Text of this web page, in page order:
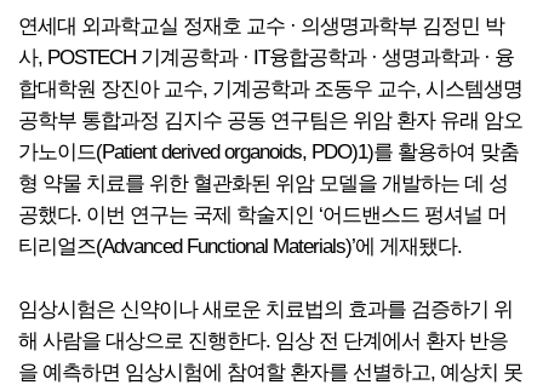
연세대 외과학교실 정재호 교수 · 의생명과학부 김정민 박
사, POSTECH 기계공학과 · IT융합공학과 · 생명과학과 · 융
합대학원 장진아 교수, 기계공학과 조동우 교수, 시스템생명
공학부 통합과정 김지수 공동 연구팀은 위암 환자 유래 암오
가노이드(Patient derived organoids, PDO)1)를 활용하여 맞춤
형 약물 치료를 위한 혈관화된 위암 모델을 개발하는 데 성
공했다. 이번 연구는 국제 학술지인 ‘어드밴스드 펑셔널 머
티리얼즈(Advanced Functional Materials)’에 게재됐다.
임상시험은 신약이나 새로운 치료법의 효과를 검증하기 위
해 사람을 대상으로 진행한다. 임상 전 단계에서 환자 반응
을 예측하면 임상시험에 참여할 환자를 선별하고, 예상치 못